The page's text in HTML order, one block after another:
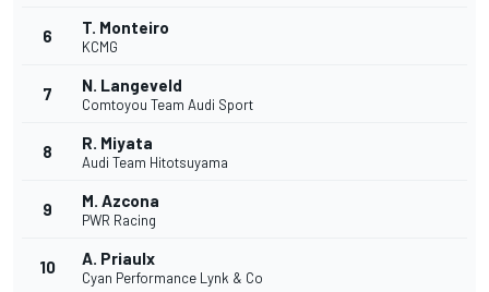
6 T. Monteiro
KCMG
7 N. Langeveld
Comtoyou Team Audi Sport
8 R. Miyata
Audi Team Hitotsuyama
9 M. Azcona
PWR Racing
10 A. Priaulx
Cyan Performance Lynk & Co